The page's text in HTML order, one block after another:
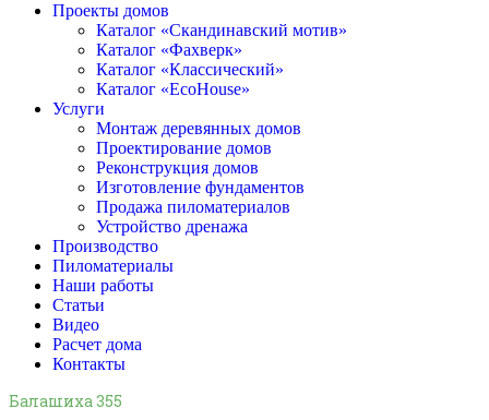
Проекты домов
Каталог «Скандинавский мотив»
Каталог «Фахверк»
Каталог «Классический»
Каталог «EcoHouse»
Услуги
Монтаж деревянных домов
Проектирование домов
Реконструкция домов
Изготовление фундаментов
Продажа пиломатериалов
Устройство дренажа
Производство
Пиломатериалы
Наши работы
Статьи
Видео
Расчет дома
Контакты
Балашиха 355